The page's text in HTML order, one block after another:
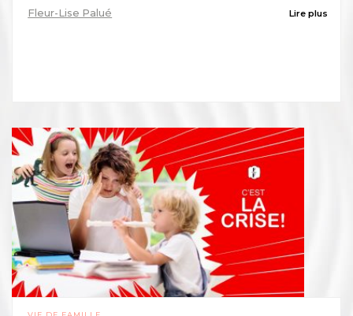
Fleur-Lise Palué Lire plus